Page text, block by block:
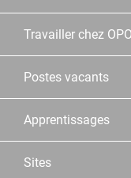
Travailler chez OPO
Postes vacants
Apprentissages
Sites